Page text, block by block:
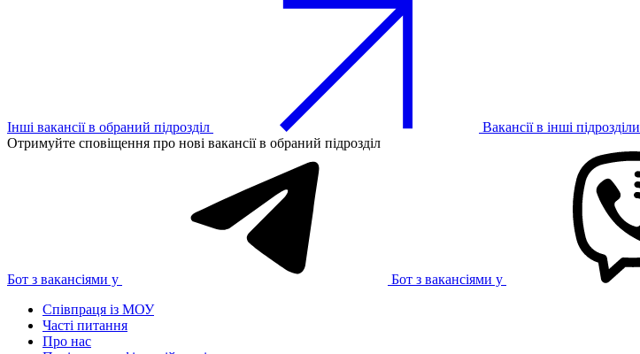
Інші вакансії в обраний підрозділ
Вакансії в інші підрозділи
Отримуйте сповіщення про нові вакансії в обраний підрозділ
Бот з вакансіями у
Бот з вакансіями у
Співпраця із МОУ
Часті питання
Про нас